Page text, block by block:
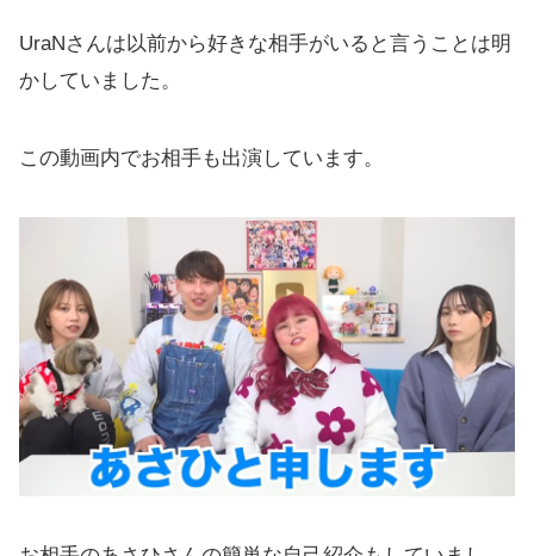
UraNさんは以前から好きな相手がいると言うことは明
かしていました。
この動画内でお相手も出演しています。